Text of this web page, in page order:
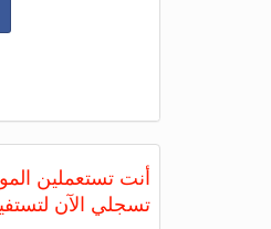
أنت تستعملين
تسجلي الآن